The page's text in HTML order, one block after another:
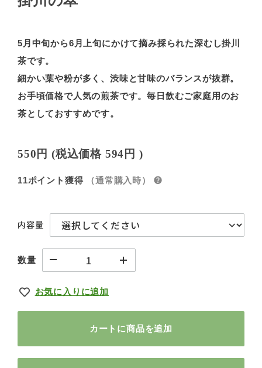
5月中旬から6月上旬にかけて摘み採られた深むし掛川
茶です。
細かい葉や粉が多く、渋味と甘味のバランスが抜群。
お手頃価格で人気の煎茶です。毎日飲むご家庭用のお
茶としておすすめです。
550円 (税込価格 594円 )
11ポイント獲得 （通常購入時）
内容量
数量
お気に入りに追加
カートに商品を追加